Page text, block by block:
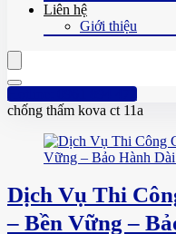
Liên hệ
Giới thiệu
Hotline: 0961 894 472
chống thấm kova ct 11a
Dịch Vụ Thi
– Bền Vững –